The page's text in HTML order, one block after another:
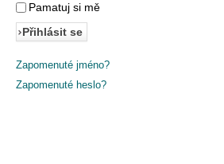
Pamatuj si mě
Přihlásit se
Zapomenuté jméno?
Zapomenuté heslo?